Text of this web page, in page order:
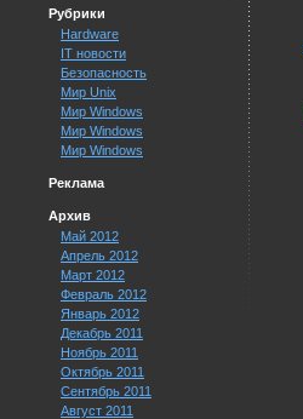
Рубрики
Hardware
IT новости
Безопасность
Мир Unix
Мир Windows
Мир Windows
Мир Windows
Реклама
Архив
Май 2012
Апрель 2012
Март 2012
Февраль 2012
Январь 2012
Декабрь 2011
Ноябрь 2011
Октябрь 2011
Сентябрь 2011
Август 2011